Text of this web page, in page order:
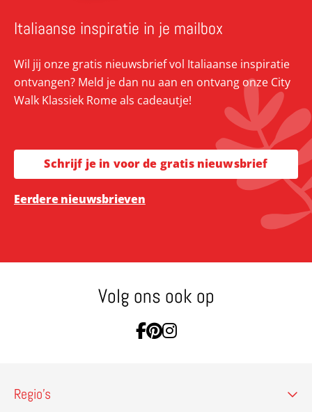
Italiaanse inspiratie in je mailbox
Wil jij onze gratis nieuwsbrief vol Italiaanse inspiratie
ontvangen? Meld je dan nu aan en ontvang onze City
Walk Klassiek Rome als cadeautje!
Schrijf je in voor de gratis nieuwsbrief
Eerdere nieuwsbrieven
Volg ons ook op
Ga naar Facebook
Ga naar Pinterest
Ga naar Instagram
Regio’s